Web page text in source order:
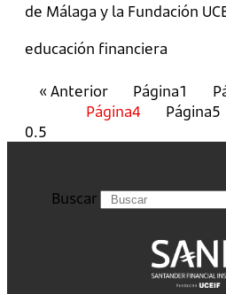
de Málaga y la Fundación
educación financiera
« Anterior Página1
Página4 Página5
Buscar